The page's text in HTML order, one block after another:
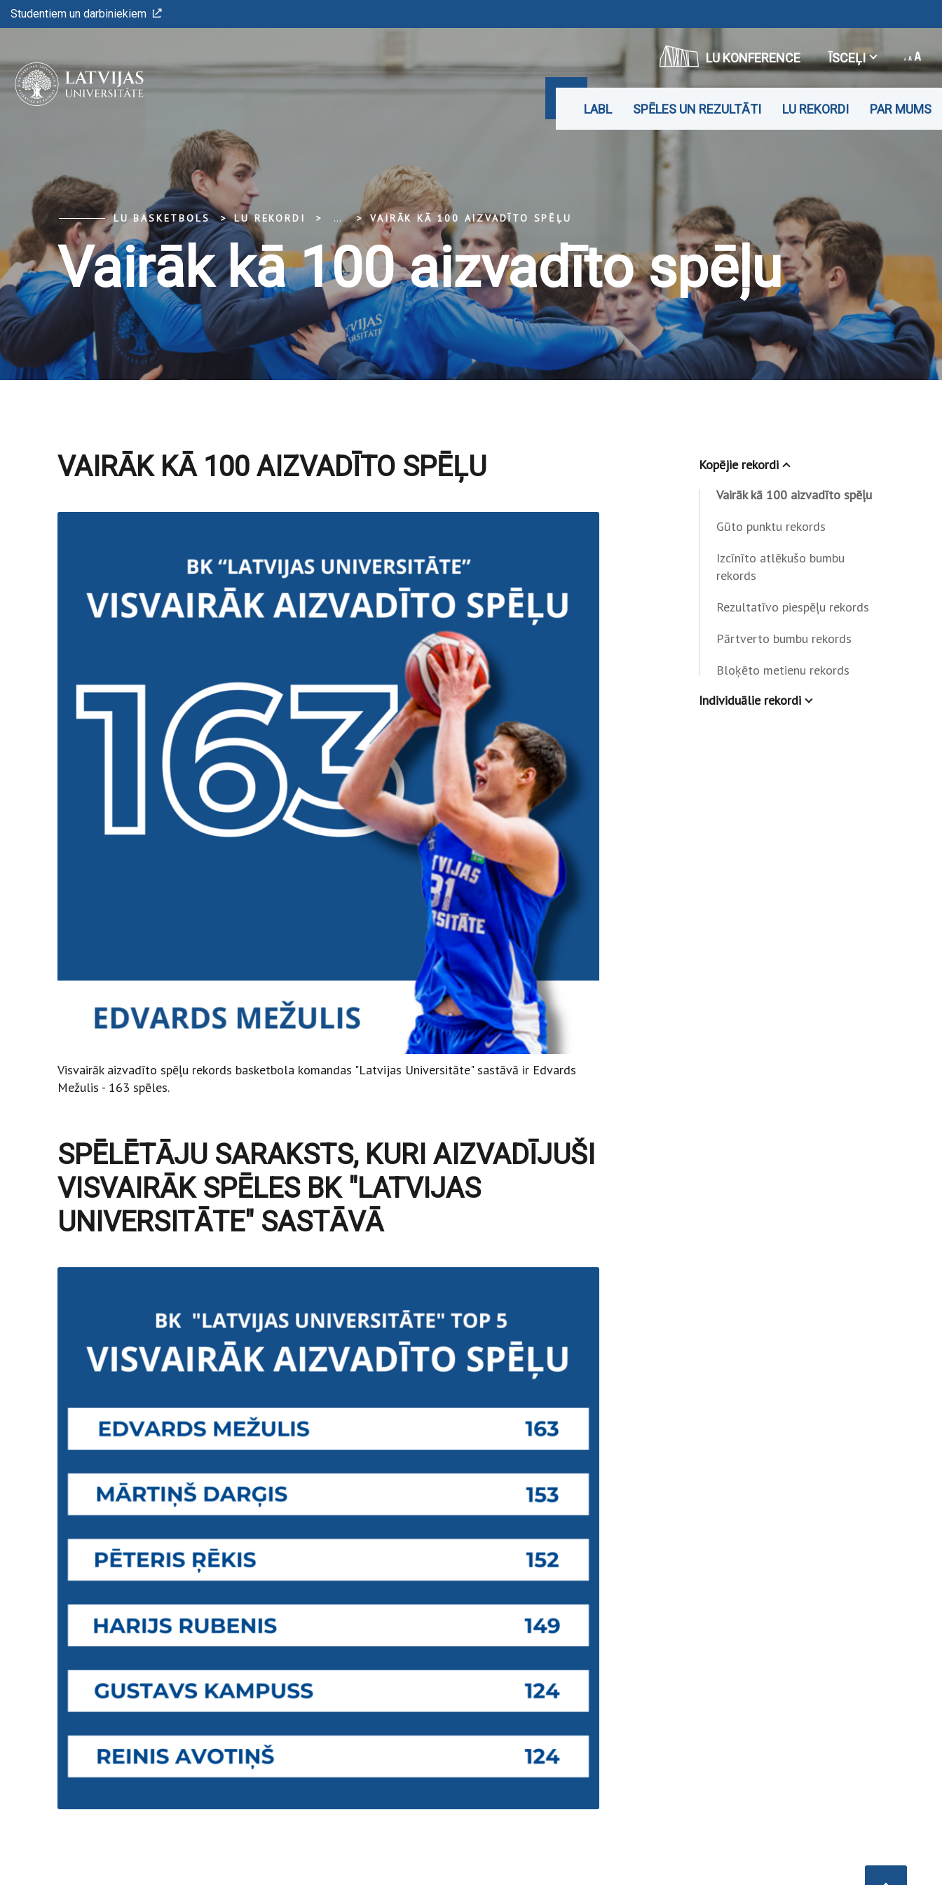
Studentiem un darbiniekiem
LU KONFERENCE ĪSCEĻI
LABL SPĒLES UN REZULTĀTI LU REKORDI PAR MUMS
LU BASKETBOLS LU REKORDI ... VAIRĀK KĀ 100 AIZVADĪTO SPĒĻU
Vairāk kā 100 aizvadīto spēļu
VAIRĀK KĀ 100 AIZVADĪTO SPĒĻU
Visvairāk aizvadīto spēļu rekords basketbola komandas "Latvijas Universitāte" sastāvā ir Edvards
Mežulis - 163 spēles.
SPĒLĒTĀJU SARAKSTS, KURI AIZVADĪJUŠI
VISVAIRĀK SPĒLES BK "LATVIJAS
UNIVERSITĀTE" SASTĀVĀ
Kopējie rekordi
Vairāk kā 100 aizvadīto spēļu
Gūto punktu rekords
Izcīnīto atlēkušo bumbu
rekords
Rezultatīvo piespēļu rekords
Pārtverto bumbu rekords
Bloķēto metienu rekords
Individuālie rekordi